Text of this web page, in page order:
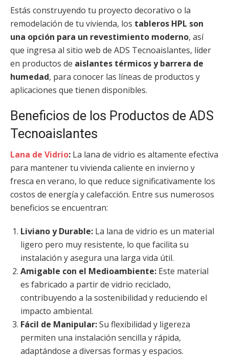
Estás construyendo tu proyecto decorativo o la
remodelación de tu vivienda, los tableros HPL son
una opción para un revestimiento moderno, así
que ingresa al sitio web de ADS Tecnoaislantes, líder
en productos de aislantes térmicos y barrera de
humedad, para conocer las líneas de productos y
aplicaciones que tienen disponibles.
Beneficios de los Productos de ADS
Tecnoaislantes
Lana de Vidrio: La lana de vidrio es altamente efectiva
para mantener tu vivienda caliente en invierno y
fresca en verano, lo que reduce significativamente los
costos de energía y calefacción. Entre sus numerosos
beneficios se encuentran:
Liviano y Durable: La lana de vidrio es un material
ligero pero muy resistente, lo que facilita su
instalación y asegura una larga vida útil.
Amigable con el Medioambiente: Este material
es fabricado a partir de vidrio reciclado,
contribuyendo a la sostenibilidad y reduciendo el
impacto ambiental.
Fácil de Manipular:Su flexibilidad y ligereza
permiten una instalación sencilla y rápida,
adaptándose a diversas formas y espacios.